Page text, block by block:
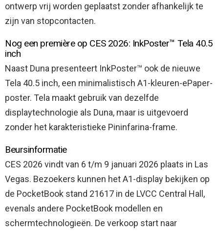
ontwerp vrij worden geplaatst zonder afhankelijk te
zijn van stopcontacten.
Nog een première op CES 2026: InkPoster™ Tela 40.5
inch
Naast Duna presenteert InkPoster™ ook de nieuwe
Tela 40.5 inch, een minimalistisch A1-kleuren-ePaper-
poster. Tela maakt gebruik van dezelfde
displaytechnologie als Duna, maar is uitgevoerd
zonder het karakteristieke Pininfarina-frame.
Beursinformatie
CES 2026 vindt van 6 t/m 9 januari 2026 plaats in Las
Vegas. Bezoekers kunnen het A1-display bekijken op
de PocketBook stand 21617 in de LVCC Central Hall,
evenals andere PocketBook modellen en
schermtechnologieën. De verkoop start naar